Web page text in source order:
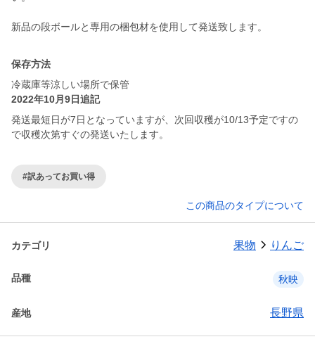
新品の段ボールと専用の梱包材を使用して発送致します。
保存方法
冷蔵庫等涼しい場所で保管
2022年10月9日追記
発送最短日が7日となっていますが、次回収穫が10/13予定ですの
で収穫次第すぐの発送いたします。
#訳あってお買い得
この商品のタイプについて
カテゴリ 果物 りんご
品種 秋映
産地 長野県